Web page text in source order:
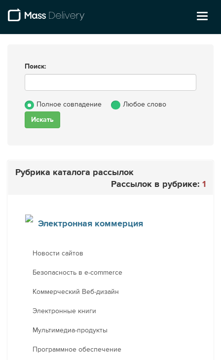
Поиск:
Полное совпадение Любое слово
Рубрика каталога рассылок
Рассылок в рубрике: 1
Электронная коммерция
Новости сайтов
Безопасность в e-commerce
Коммерческий Веб-дизайн
Электронные книги
Мультимедиа-продукты
Программное обеспечение